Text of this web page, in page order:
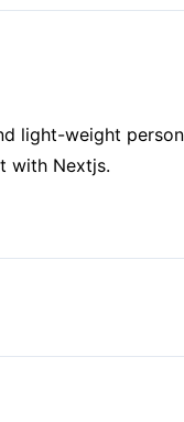
light-weight
with Nextjs.